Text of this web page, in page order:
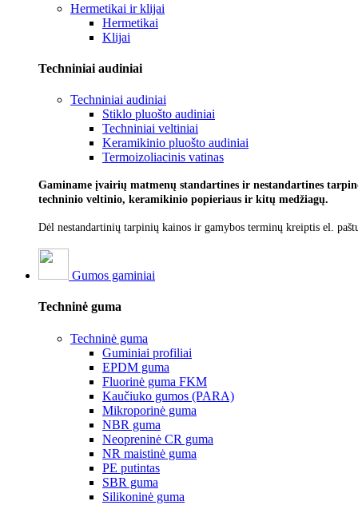
Hermetikai ir klijai
Hermetikai
Klijai
Techniniai audiniai
Techniniai audiniai
Stiklo pluošto audiniai
Techniniai veltiniai
Keramikinio pluošto audiniai
Termoizoliacinis vatinas
Gaminame įvairių matmenų standartines ir nestandartines
techninio veltinio, keramikinio popieriaus ir kitų medžiagų.
Dėl nestandartinių tarpinių kainos ir gamybos terminų kreiptis el.
Gumos gaminiai
Techninė guma
Techninė guma
Guminiai profiliai
EPDM guma
Fluorinė guma FKM
Kaučiuko gumos (PARA)
Mikroporinė guma
NBR guma
Neopreninė CR guma
NR maistinė guma
PE putintas
SBR guma
Silikoninė guma